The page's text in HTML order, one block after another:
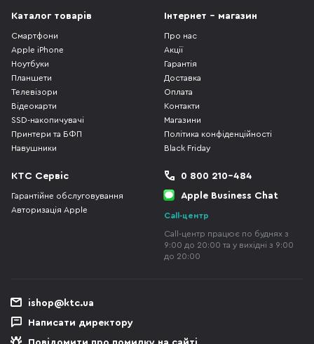
Каталог товарів
Смартфони
Apple iPhone
Ноутбуки
Планшети
Телевізори
Відеокарти
SSD-накопичувачі
Принтери та БФП
Навушники
Інтернет - магазин
Про нас
Акції
Гарантія
Доставка
Оплата
Контакти
Магазини
Політика конфіденційності
Black Friday
КТС Сервіс
Гарантійне обслуговування
Авторизація Apple
0 800 210-484
Apple Business Chat
Call-центр
Call-центр працює по буднях з
9:00 до 20:00 та у вихідні з 9:00
до 20:00
ishop@ktc.ua
Написати директору